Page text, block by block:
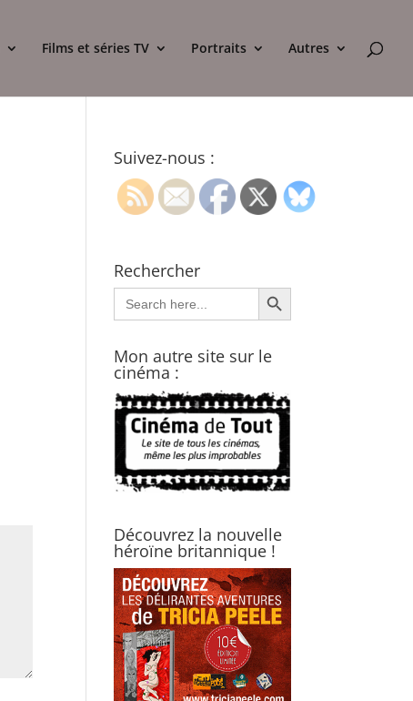
Films et séries TV Portraits Autres
Suivez-nous :
Rechercher
Search
for:
Search Button
Mon autre site sur le
cinéma :
Découvrez la nouvelle
héroïne britannique !